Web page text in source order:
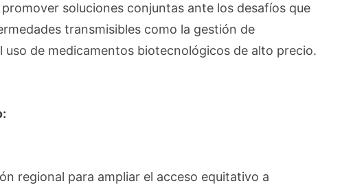
soluciones conjuntas ante los desafíos que
transmisibles como la gestión de
uso de medicamentos biotecnológicos de alto precio.
regional para ampliar el acceso equitativo a